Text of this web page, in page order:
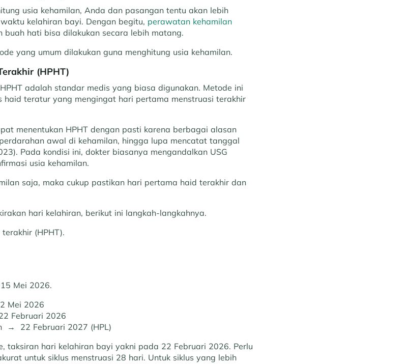
usia kehamilan, Anda dan pasangan tentu akan lebih
kelahiran bayi. Dengan begitu, perawatan kehamilan
buah hati bisa dilakukan secara lebih matang.
yang umum dilakukan guna menghitung usia kehamilan.
(HPHT)
adalah standar medis yang biasa digunakan. Metode ini
teratur yang mengingat hari pertama menstruasi terakhir
menentukan HPHT dengan pasti karena berbagai alasan
awal di kehamilan, hingga lupa mencatat tanggal
Pada kondisi ini, dokter biasanya mengandalkan USG
usia kehamilan.
saja, maka cukup pastikan hari pertama haid terakhir dan
hari kelahiran, berikut ini langkah-langkahnya.
(HPHT).
Mei 2026.
Mei 2026
Februari 2026
→ 22 Februari 2027 (HPL)
taksiran hari kelahiran bayi yakni pada 22 Februari 2026. Perlu
untuk siklus menstruasi 28 hari. Untuk siklus yang lebih